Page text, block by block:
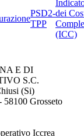
PSD2-
TPP
dei
(ICC)
E DI
S.C.
(Si)
58100 Grosseto
Iccrea